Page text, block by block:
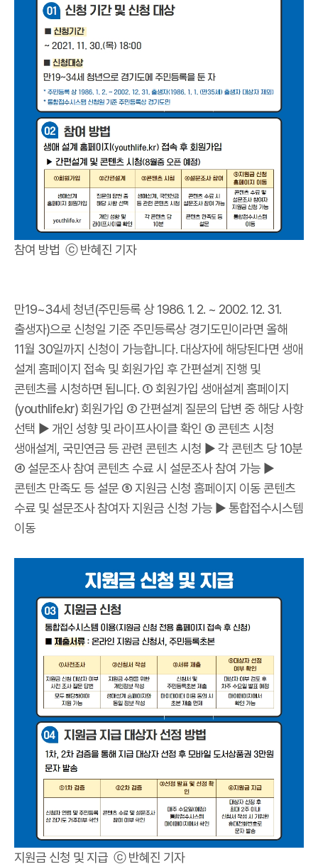
참여 방법 ⓒ 반혜진 기자
만19~34세 청년(주민등록 상 1986. 1. 2. ~ 2002. 12. 31.
출생자)으로 신청일 기준 주민등록상 경기도민이라면 올해
11월 30일까지 신청이 가능합니다. 대상자에 해당된다면 생애
설계 홈페이지 접속 및 회원가입 후 간편설계 진행 및
콘텐츠를 시청하면 됩니다. ① 회원가입 생애설계 홈페이지
(youthlife.kr) 회원가입 ② 간편설계 질문의 답변 중 해당 사항
선택 ▶ 개인 성향 및 라이프사이클 확인 ③ 콘텐츠 시청
생애설계, 국민연금 등 관련 콘텐츠 시청 ▶ 각 콘텐츠 당 10분
④ 설문조사 참여 콘텐츠 수료 시 설문조사 참여 가능 ▶
콘텐츠 만족도 등 설문 ⑤ 지원금 신청 홈페이지 이동 콘텐츠
수료 및 설문조사 참여자 지원금 신청 가능 ▶ 통합접수시스템
이동
지원금 신청 및 지급 ⓒ 반혜진 기자